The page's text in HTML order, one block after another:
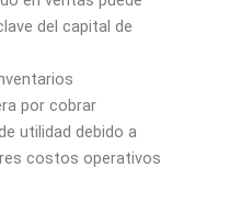
del capital de
por cobrar
utilidad debido a
costos operativos